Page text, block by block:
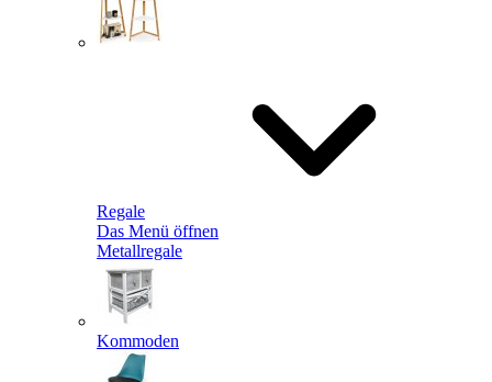
Regale
Das Menü öffnen
Metallregale
Kommoden